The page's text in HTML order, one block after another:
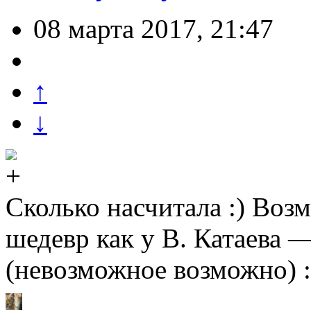
08 марта 2017, 21:47
↑
↓
Сколько насчитала :)
шедевр как у В. Катаева
(невозможное возможно)